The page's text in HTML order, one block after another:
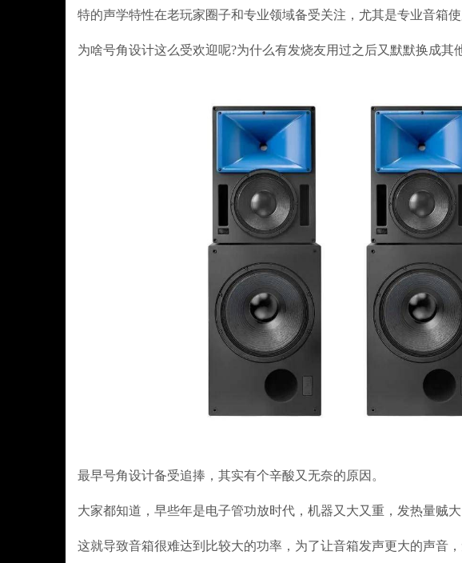
特的声学特性在老玩家圈子和专业领域备受关注，尤其是专业音箱使
为啥号角设计这么受欢迎呢?为什么有发烧友用过之后又默默换成其
最早号角设计备受追捧，其实有个辛酸又无奈的原因。
大家都知道，早些年是电子管功放时代，机器又大又重，发热量贼大
这就导致音箱很难达到比较大的功率，为了让音箱发声更大的声音